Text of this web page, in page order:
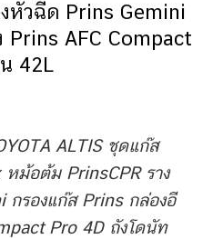
หัวฉีด Prins Gemini
Prins AFC Compact
42L
ALTIS ชุดแก๊ส
ม้อต้ม PrinsCPR ราง
กรองแก๊ส Prins กล่องอี
Pro 4D ถังโดนัท